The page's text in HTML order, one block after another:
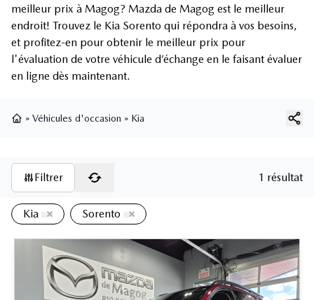
meilleur prix à Magog? Mazda de Magog est le meilleur
endroit! Trouvez le Kia Sorento qui répondra à vos besoins,
et profitez-en pour obtenir le meilleur prix pour
l'évaluation de votre véhicule d’échange en le faisant évaluer
en ligne dès maintenant.
» Véhicules d'occasion » Kia
Filtrer 1 résultat
Kia Sorento